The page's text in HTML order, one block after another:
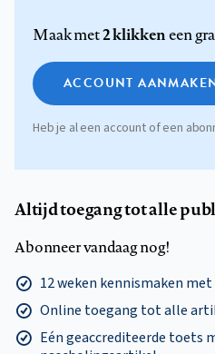
Maak met2 klikkeneen
ACCOUNT
Heb je al een account of een
Altijd toegang tot alle
Abonneer vandaag nog!
12 weken kennismaken met
Online toegang tot alle
Eén geaccrediteerde toets